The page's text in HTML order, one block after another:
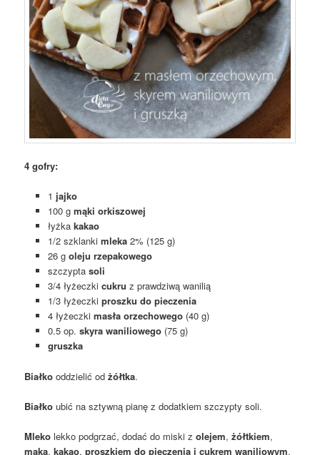
4 gofry:
1 jajko
100 g mąki orkiszowej
łyżka kakao
1/2 szklanki mleka2% (125 g)
26 g oleju rzepakowego
szczypta soli
3/4 łyżeczki cukru z prawdziwą wanilią
1/3 łyżeczkiproszku do pieczenia
4 łyżeczkimasła orzechowego(40 g)
0.5 op. skyra waniliowego(75 g)
gruszka
Białko oddzielić odżółtka.
Białko ubić na sztywną pianę z dodatkiem szczypty soli.
Mleko lekko podgrzać, dodać do miski zolejem,żółtkiem,
mąką,kakao,proszkiem do pieczenia i cukrem waniliowym.